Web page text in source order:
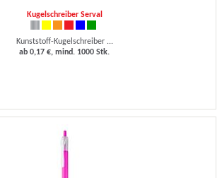
Kugelschreiber Serval
Kunststoff-Kugelschreiber ...
ab 0,17 €, mind. 1000 Stk.